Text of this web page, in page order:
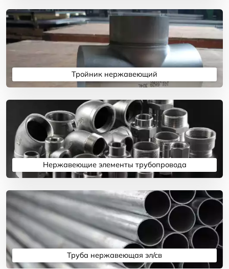
Тройник нержавеющий
Подробнее
Нержавеющие элементы трубопровода
Подробнее
Труба нержавеющая эл/св
Подробнее